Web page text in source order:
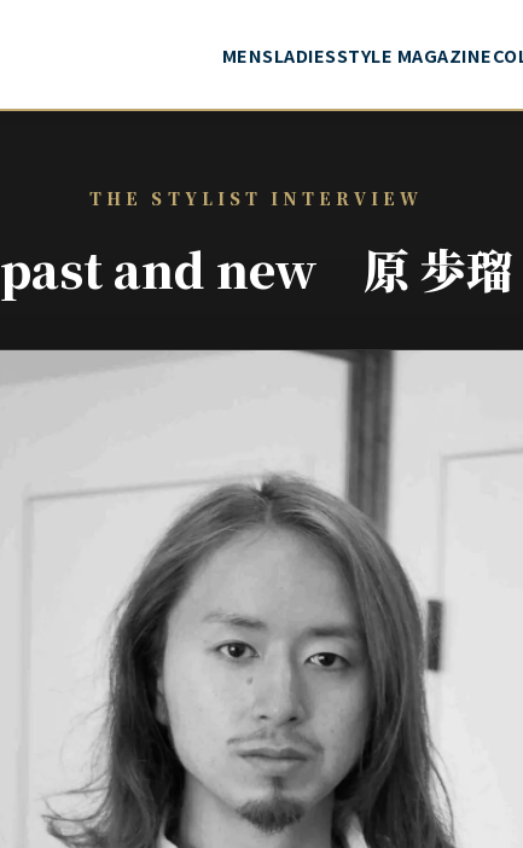
MENSLADIESSTYLE MAGAZINE
THE STYLIST INTERVIEW
past and new 原 歩瑠